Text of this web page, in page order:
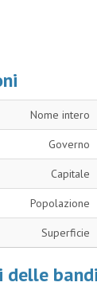
Nome intero
Governo
Capitale
Popolazione
Superficie
delle